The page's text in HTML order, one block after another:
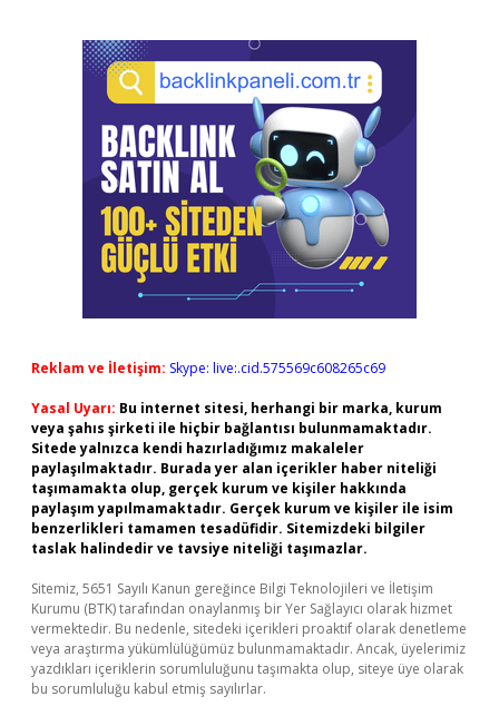
Reklam ve İletişim: Skype: live:.cid.575569c608265c69
Yasal Uyarı: Bu internet sitesi, herhangi bir marka, kurum
veya şahıs şirketi ile hiçbir bağlantısı bulunmamaktadır.
Sitede yalnızca kendi hazırladığımız makaleler
paylaşılmaktadır. Burada yer alan içerikler haber niteliği
taşımamakta olup, gerçek kurum ve kişiler hakkında
paylaşım yapılmamaktadır. Gerçek kurum ve kişiler ile isim
benzerlikleri tamamen tesadüfidir. Sitemizdeki bilgiler
taslak halindedir ve tavsiye niteliği taşımazlar.
Sitemiz, 5651 Sayılı Kanun gereğince Bilgi Teknolojileri ve İletişim
Kurumu (BTK) tarafından onaylanmış bir Yer Sağlayıcı olarak hizmet
vermektedir. Bu nedenle, sitedeki içerikleri proaktif olarak denetleme
veya araştırma yükümlülüğümüz bulunmamaktadır. Ancak, üyelerimiz
yazdıkları içeriklerin sorumluluğunu taşımakta olup, siteye üye olarak
bu sorumluluğu kabul etmiş sayılırlar.